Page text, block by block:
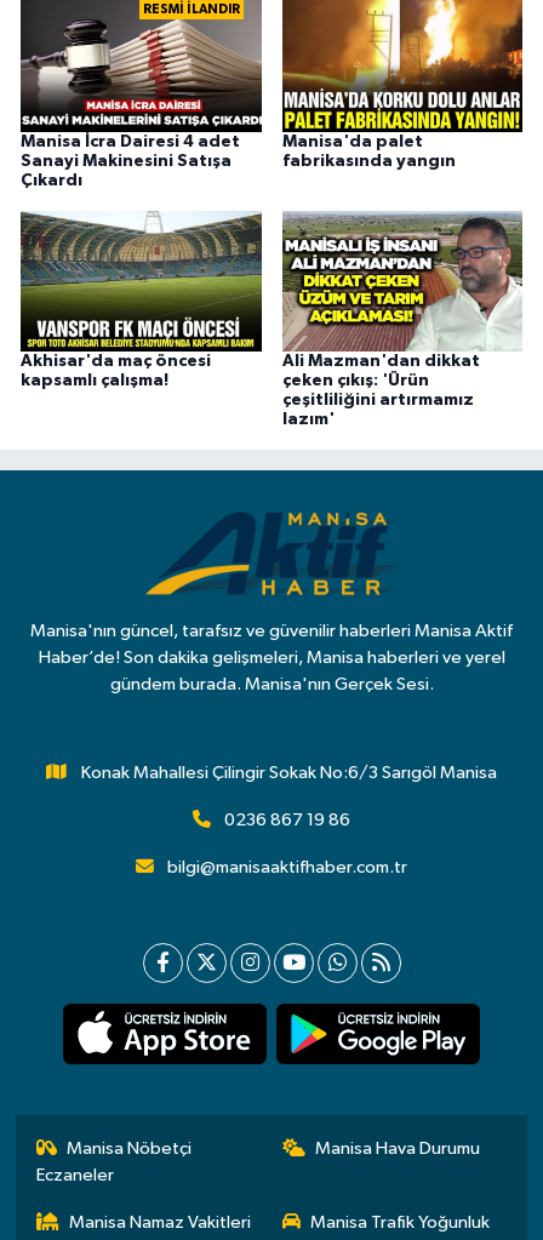
RESMİ İLANDIR
Manisa İcra Dairesi 4 adet
Sanayi Makinesini Satışa
Çıkardı
Manisa'da palet
fabrikasında yangın
Akhisar'da maç öncesi
kapsamlı çalışma!
Ali Mazman'dan dikkat
çeken çıkış: 'Ürün
çeşitliliğini artırmamız
lazım'
Manisa'nın güncel, tarafsız ve güvenilir haberleri Manisa Aktif
Haber’de! Son dakika gelişmeleri, Manisa haberleri ve yerel
gündem burada. Manisa'nın Gerçek Sesi.
Konak Mahallesi Çilingir Sokak No:6/3 Sarıgöl Manisa
0236 867 19 86
bilgi@manisaaktifhaber.com.tr
Manisa Nöbetçi
Eczaneler
Manisa Hava Durumu
Manisa Namaz Vakitleri Manisa Trafik Yoğunluk